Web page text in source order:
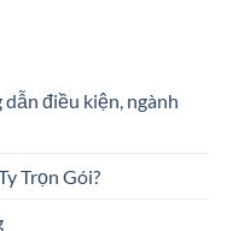
điều kiện, ngành
Trọn Gói?